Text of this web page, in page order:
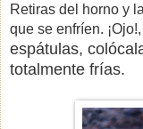
Retiras del horno y
que se enfríen.
espátulas,
totalmente frías.